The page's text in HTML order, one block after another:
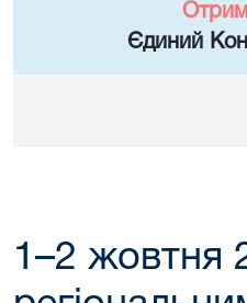
Єдиний
1–2 жовтня